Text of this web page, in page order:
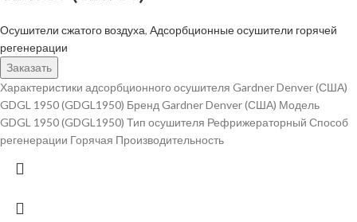
Осушители сжатого воздуха, Адсорбционные осушители горячей
регенерации
Заказать
Характеристики адсорбционного осушителя Gardner Denver (США)
GDGL 1950 (GDGL1950) Бренд Gardner Denver (США) Модель
GDGL 1950 (GDGL1950) Тип осушителя Рефрижераторный Способ
регенерации Горячая Производительность